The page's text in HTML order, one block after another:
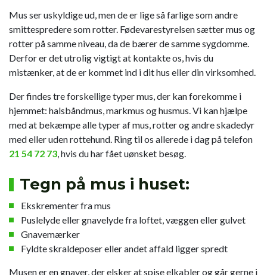
Mus ser uskyldige ud, men de er lige så farlige som andre
smittespredere som rotter. Fødevarestyrelsen sætter mus og
rotter på samme niveau, da de bærer de samme sygdomme.
Derfor er det utrolig vigtigt at kontakte os, hvis du
mistænker, at de er kommet ind i dit hus eller din virksomhed.
Der findes tre forskellige typer mus, der kan forekomme i
hjemmet: halsbåndmus, markmus og husmus. Vi kan hjælpe
med at bekæmpe alle typer af mus, rotter og andre skadedyr
med eller uden rottehund. Ring til os allerede i dag på telefon
21 54 72 73, hvis du har fået uønsket besøg.
Tegn på mus i huset:
Ekskrementer fra mus
Puslelyde eller gnavelyde fra loftet, væggen eller gulvet
Gnavemærker
Fyldte skraldeposer eller andet affald ligger spredt
Musen er en gnaver, der elsker at spise elkabler og går gerne i